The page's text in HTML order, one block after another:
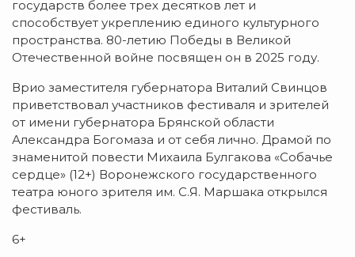
государств более трех десятков лет и
способствует укреплению единого культурного
пространства. 80-летию Победы в Великой
Отечественной войне посвящен он в 2025 году.
Врио заместителя губернатора Виталий Свинцов
приветствовал участников фестиваля и зрителей
от имени губернатора Брянской области
Александра Богомаза и от себя лично. Драмой по
знаменитой повести Михаила Булгакова «Собачье
сердце» (12+) Воронежского государственного
театра юного зрителя им. С.Я. Маршака открылся
фестиваль.
6+